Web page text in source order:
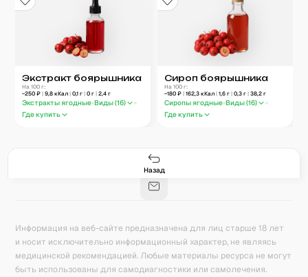
Экстракт боярышника
На 100 г:
~250 ₽| 9,8 кКал| 0,1 г| 0 г| 2,4 г
Экстракты ягодные Виды (16)
Где купить
Сироп боярышника
На 100 г:
~180 ₽ | 162,3 кКал | 1,6 г | 0,3 г | 38,2 г
Сиропы ягодные Виды (16)
Где купить
Назад
171
Калькулятор калорий
Информация на веб-сайте предназначена для лиц старше 18 лет
и носит исключительно информационный характер, не являясь
медицинской рекомендацией. Любые материалы ресурса не могут
быть использованы для самодиагностики или самолечения.